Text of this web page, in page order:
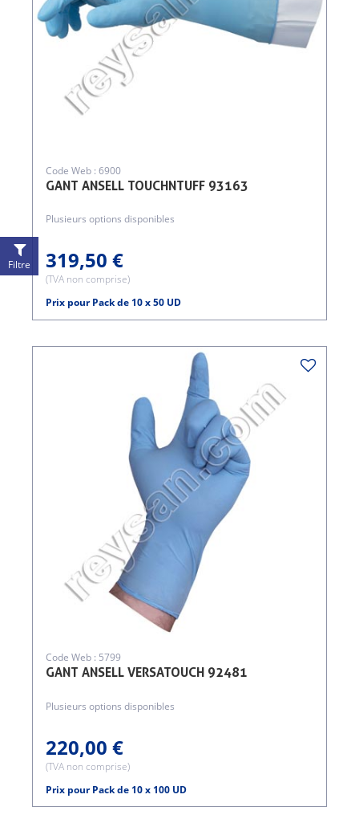
GANT ANSELL TOUCHNTUFF 93163
Code Web : 6900
Plusieurs options disponibles
319,50 €
(TVA non comprise)
Prix pour Pack de 10 x 50 UD
GANT ANSELL VERSATOUCH 92481
Code Web : 5799
Plusieurs options disponibles
220,00 €
(TVA non comprise)
Prix pour Pack de 10 x 100 UD
Filtre